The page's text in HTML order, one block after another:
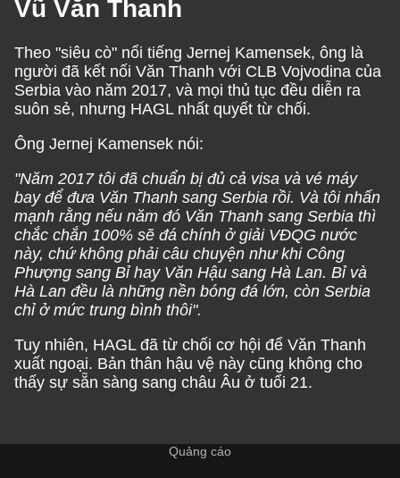
Vũ Văn Thanh
Theo "siêu cò" nổi tiếng Jernej Kamensek, ông là
người đã kết nối Văn Thanh với CLB Vojvodina của
Serbia vào năm 2017, và mọi thủ tục đều diễn ra
suôn sẻ, nhưng HAGL nhất quyết từ chối.
Ông Jernej Kamensek nói:
"Năm 2017 tôi đã chuẩn bị đủ cả visa và vé máy
bay để đưa Văn Thanh sang Serbia rồi. Và tôi nhấn
mạnh rằng nếu năm đó Văn Thanh sang Serbia thì
chắc chắn 100% sẽ đá chính ở giải VĐQG nước
này, chứ không phải câu chuyện như khi Công
Phượng sang Bỉ hay Văn Hậu sang Hà Lan. Bỉ và
Hà Lan đều là những nền bóng đá lớn, còn Serbia
chỉ ở mức trung bình thôi".
Tuy nhiên, HAGL đã từ chối cơ hội để Văn Thanh
xuất ngoại. Bản thân hậu vệ này cũng không cho
thấy sự sẵn sàng sang châu Âu ở tuổi 21.